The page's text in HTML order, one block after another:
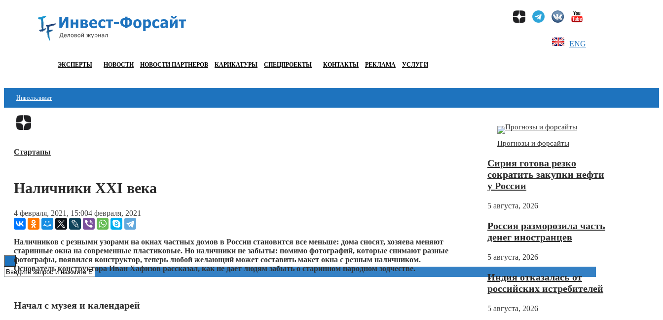
ENG
ЭКСПЕРТЫ НОВОСТИ НОВОСТИ ПАРТНЕРОВ КАРИКАТУРЫ СПЕЦПРОЕКТЫ КОНТАКТЫ РЕКЛАМА УСЛУГИ
Инвестклимат
Финансы
Блокчейн
ESG
Стартапы
Наличники XXI века
4 февраля, 2021, 15:004 февраля, 2021
Наличников с резными узорами на окнах частных домов в России становится все меньше: дома сносят, хозяева меняют
старинные окна на современные пластиковые. Но наличники не забыты: помимо фотографий, которые снимают разные
фотографы, появился конструктор, теперь любой желающий может составить макет окна с резным наличником.
Основатель конструктора Иван Хафизов рассказал, как не дает людям забыть о старинном народном зодчестве.
Начал с музея и календарей
Прогнозы и форсайты
Сирия готова резко
сократить закупки нефти
у России
5 августа, 2026
Россия разморозила часть
денег иностранцев
5 августа, 2026
Индия отказалась от
российских истребителей
5 августа, 2026